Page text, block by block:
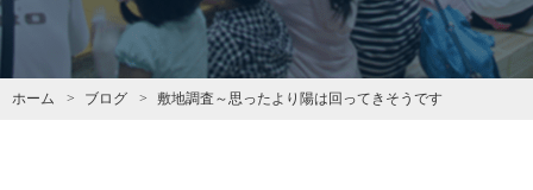
ホーム ブログ 敷地調査～思ったより陽は回ってきそうです